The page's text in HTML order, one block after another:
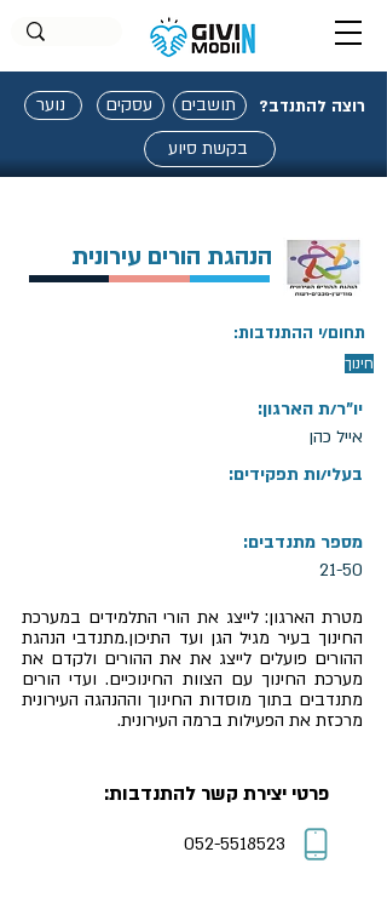
נוער עסקים תושבים רוצה להתנדב?
בקשת סיוע
הנהגת הורים עירונית
תחום/י ההתנדבות:
חינוך
יו"ר/ת הארגון:
אייל כהן
בעלי/ות תפקידים:
מספר מתנדבים:
21-50
מטרת הארגון: לייצג את הורי התלמידים במערכת
החינוך בעיר מגיל הגן ועד התיכון.מתנדבי הנהגת
ההורים פועלים לייצג את את ההורים ולקדם את
מערכת החינוך עם הצוות החינוכיים. ועדי הורים
מתנדבים בתוך מוסדות החינוך וההנהגה העירונית
מרכזת את הפעילות ברמה העירונית.
פרטי יצירת קשר להתנדבות:
052-5518523